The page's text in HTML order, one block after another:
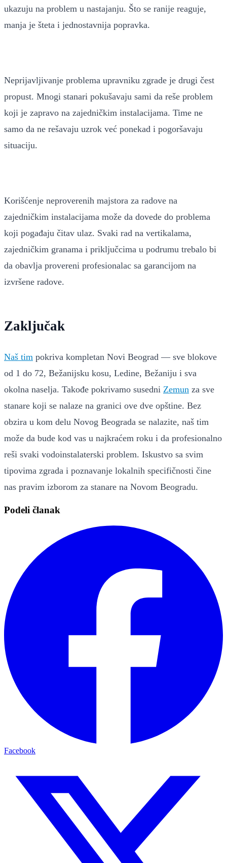
ukazuju na problem u nastajanju. Što se ranije reaguje,
manja je šteta i jednostavnija popravka.
Neprijavljivanje problema upravniku zgrade je drugi čest
propust. Mnogi stanari pokušavaju sami da reše problem
koji je zapravo na zajedničkim instalacijama. Time ne
samo da ne rešavaju uzrok već ponekad i pogoršavaju
situaciju.
Korišćenje neproverenih majstora za radove na
zajedničkim instalacijama može da dovede do problema
koji pogađaju čitav ulaz. Svaki rad na vertikalama,
zajedničkim granama i priključcima u podrumu trebalo bi
da obavlja provereni profesionalac sa garancijom na
izvršene radove.
Zaključak
Naš tim pokriva kompletan Novi Beograd — sve blokove
od 1 do 72, Bežanijsku kosu, Ledine, Bežaniju i sva
okolna naselja. Takođe pokrivamo susedni Zemun za sve
stanare koji se nalaze na granici ove dve opštine. Bez
obzira u kom delu Novog Beograda se nalazite, naš tim
može da bude kod vas u najkraćem roku i da profesionalno
reši svaki vodoinstalaterski problem. Iskustvo sa svim
tipovima zgrada i poznavanje lokalnih specifičnosti čine
nas pravim izborom za stanare na Novom Beogradu.
Podeli članak
Facebook